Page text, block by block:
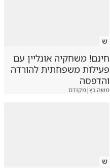
ש
חינם! משחקיה אונליין עם
פעילות משפחתית להורדה
והדפסה
משה כץ|מקודם
ש